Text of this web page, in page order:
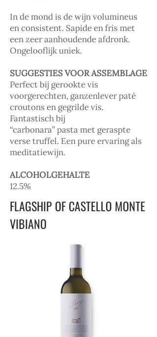
In de mond is de wijn volumineus
en consistent. Sapide en fris met
een zeer aanhoudende afdronk.
Ongelooflijk uniek.
SUGGESTIES VOOR ASSEMBLAGE
Perfect bij gerookte vis
voorgerechten, ganzenlever paté
croutons en gegrilde vis.
Fantastisch bij
“carbonara” pasta met geraspte
verse truffel. Een pure ervaring als
meditatiewijn.
ALCOHOLGEHALTE
12.5%
FLAGSHIP OF CASTELLO MONTE
VIBIANO